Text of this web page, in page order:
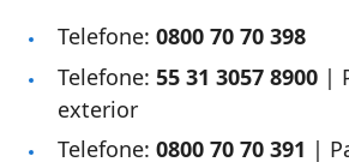
Telefone: 0800 70 70 398
Telefone: 55 31 3057 8900 |
exterior
Telefone: 0800 70 70 391​​ |